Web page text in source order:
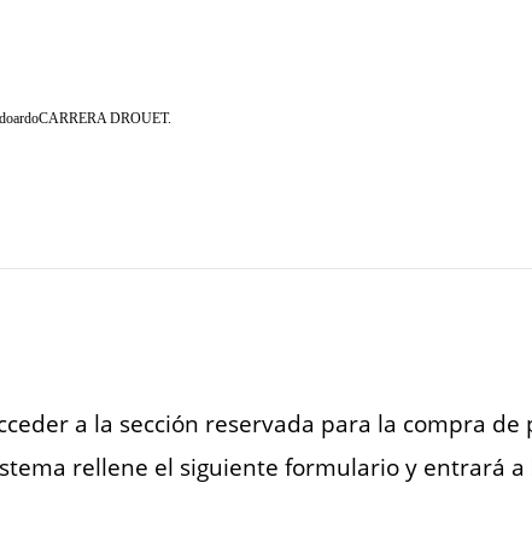
DROUET.
a la sección reservada para la compra
rellene el siguiente formulario y entrará a